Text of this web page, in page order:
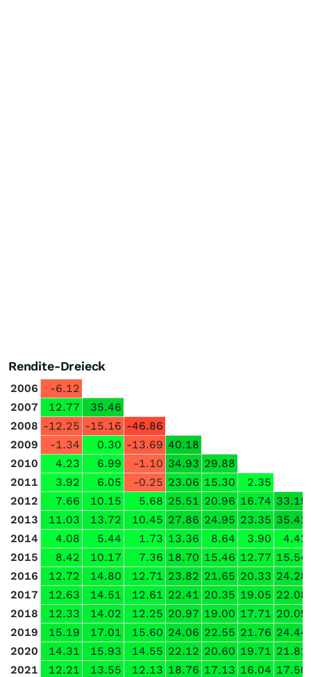
Rendite-Dreieck
2006
-6.12
2007
12.77
35.46
2008 -12.25 -15.16 -46.86
2009
-1.34 0.30 -13.69 40.18
2010
4.23 6.99 -1.10 34.93 29.88
2011
3.92 6.05 -0.25 23.06 15.30
2.35
2012
7.66 10.15 5.68 25.51 20.96 16.74 33.15
2013
11.03 13.72 10.45 27.86 24.95 23.35 35.41
2014
4.08 5.44 1.73 13.36 8.64 3.90
4.42
2015
8.42 10.17 7.36 18.70 15.46 12.77 15.54
2016
12.72 14.80 12.71 23.82 21.65 20.33 24.28
2017
12.63 14.51 12.61 22.41 20.35 19.05 22.08
2018
12.33 14.02 12.25 20.97 19.00 17.71 20.09
2019
15.19 17.01 15.60 24.06 22.55 21.76 24.44
2020
14.31 15.93 14.55 22.12 20.60 19.71 21.81
2021
12.21 13.55 12.13 18.76 17.13 16.04 17.50